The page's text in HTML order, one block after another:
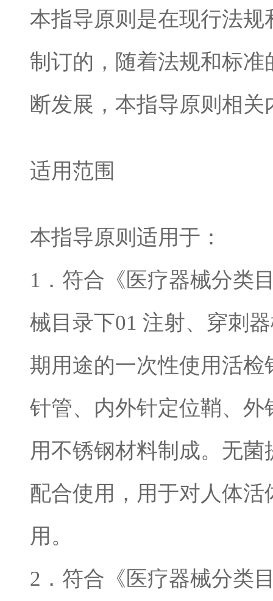
本指导原则是在现行法
制订的，随着法规和标
断发展，本指导原则相
适用范围
本指导原则适用于：
1 ．符合《医疗器械分类
械目录下01 注射、穿刺
期用途的一次性使用活检
针管、内外针定位鞘、
用不锈钢材料制成。无菌
配合使用，用于对人体
用 。
2 ．符合《医疗器械分类